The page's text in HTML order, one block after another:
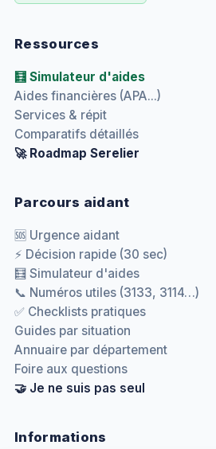
Ressources
🧮 Simulateur d'aides
Aides financières (APA...)
Services & répit
Comparatifs détaillés
🚀 Roadmap Serelier
Parcours aidant
🆘 Urgence aidant
⚡ Décision rapide (30 sec)
🧮 Simulateur d'aides
📞 Numéros utiles (3133, 3114…)
✅ Checklists pratiques
Guides par situation
Annuaire par département
Foire aux questions
🤝 Je ne suis pas seul
Informations